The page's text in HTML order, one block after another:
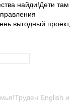
найди!Дети там
выгодный проект,
English и